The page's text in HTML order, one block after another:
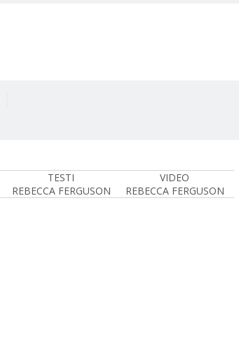
TESTI
REBECCA FERGUSON
VIDEO
REBECCA FERGUSON